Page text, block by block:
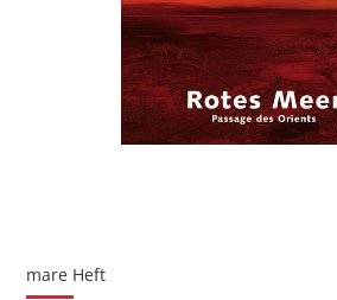
Bildgalerie
mare Heft